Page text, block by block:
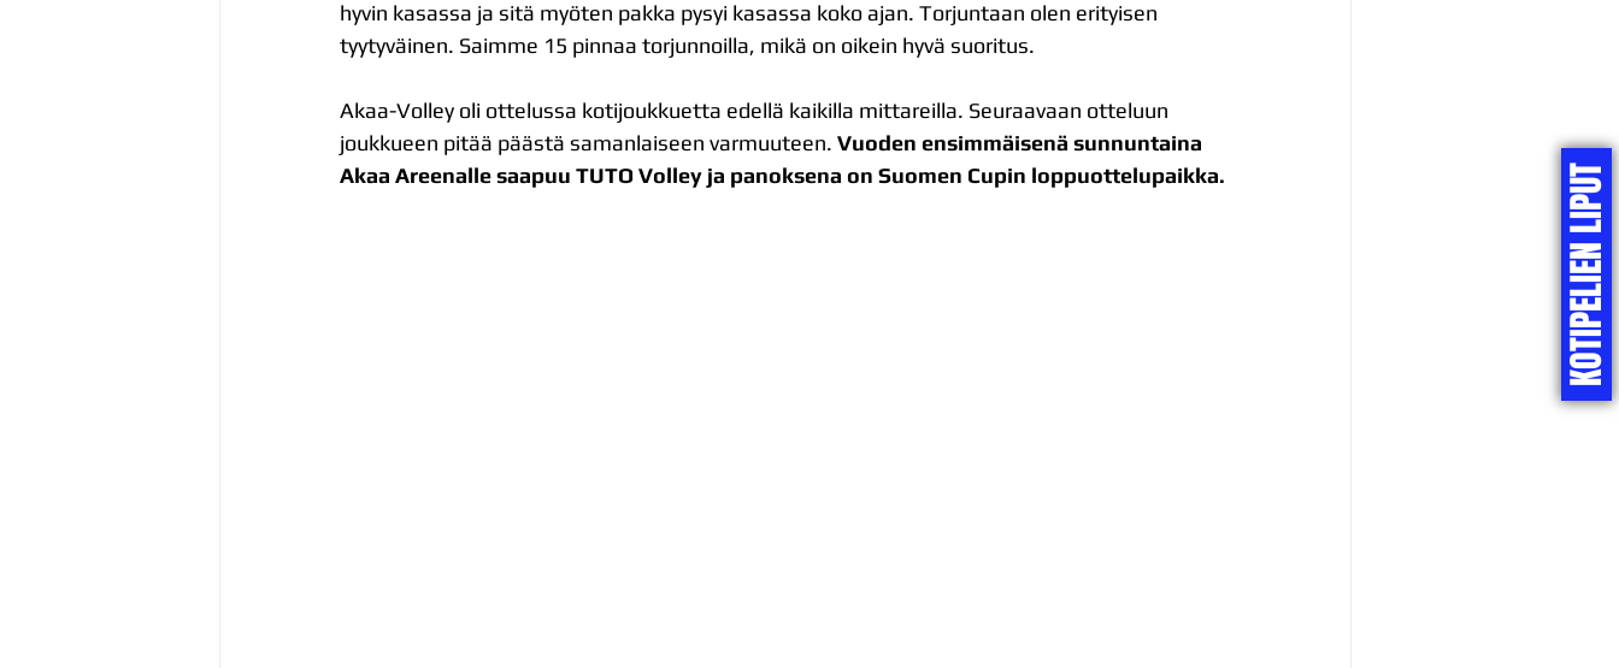
KOTIPELIEN LIPUT
hyvin kasassa ja sitä myöten pakka pysyi kasassa koko ajan. Torjuntaan olen erityisen
tyytyväinen. Saimme 15 pinnaa torjunnoilla, mikä on oikein hyvä suoritus.
Akaa-Volley oli ottelussa kotijoukkuetta edellä kaikilla mittareilla. Seuraavaan otteluun
joukkueen pitää päästä samanlaiseen varmuuteen. Vuoden ensimmäisenä sunnuntaina
Akaa Areenalle saapuu TUTO Volley ja panoksena on Suomen Cupin loppuottelupaikka.